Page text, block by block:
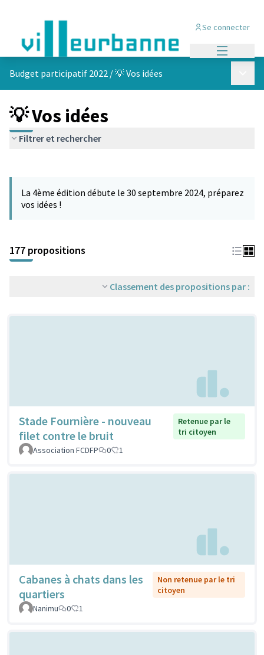
Se connecter
Budget participatif 2022 /💡 Vos idées
💡 Vos idées
Filtrer et rechercher
−
La 4ème édition débute le 30 septembre 2024, préparez
vos idées !
177 propositions
Classement des propositions par :
Stade Fournière - nouveau
filet contre le bruit
Retenue par le
tri citoyen
Association FCDFP
0 1
Cabanes à chats dans les
quartiers
Non retenue par le tri
citoyen
Nanimu
0 1